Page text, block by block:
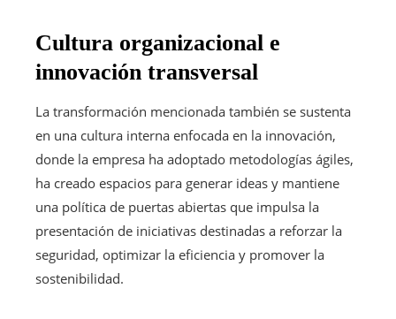
Cultura organizacional e
innovación transversal
La transformación mencionada también se sustenta
en una cultura interna enfocada en la innovación,
donde la empresa ha adoptado metodologías ágiles,
ha creado espacios para generar ideas y mantiene
una política de puertas abiertas que impulsa la
presentación de iniciativas destinadas a reforzar la
seguridad, optimizar la eficiencia y promover la
sostenibilidad.